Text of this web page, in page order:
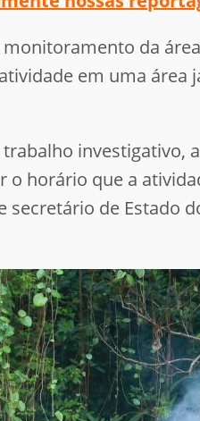
da
em uma área
horário que a
secretário de Estado